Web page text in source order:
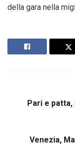
della gara nella
Pari e patta,
Venezia,